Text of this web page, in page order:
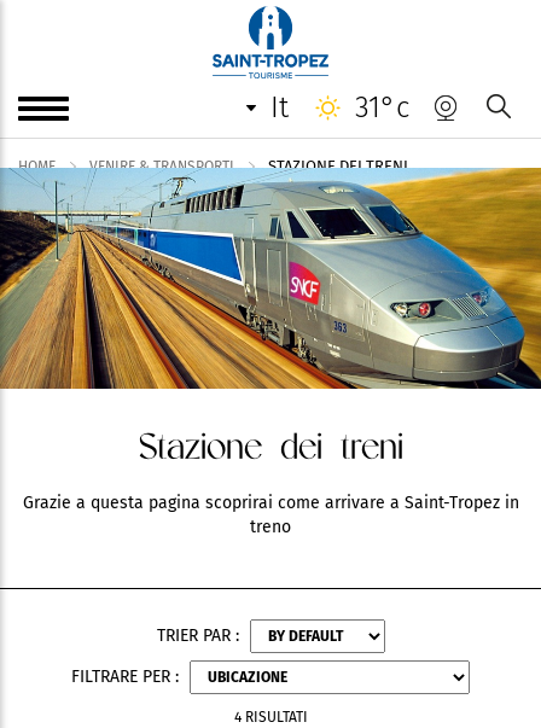
it 31°c
HOME VENIRE & TRANSPORTI STAZIONE DEI TRENI
Stazione dei treni
Grazie a questa pagina scoprirai come arrivare a Saint-Tropez in
treno
TRIER PAR :
FILTRARE PER :
4 RISULTATI